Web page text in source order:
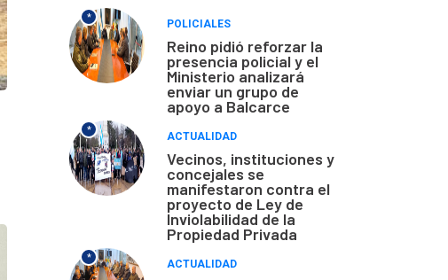
*
POLICIALES
Reino pidió reforzar la
presencia policial y el
Ministerio analizará
enviar un grupo de
apoyo a Balcarce
*
ACTUALIDAD
Vecinos, instituciones y
concejales se
manifestaron contra el
proyecto de Ley de
Inviolabilidad de la
Propiedad Privada
*
ACTUALIDAD